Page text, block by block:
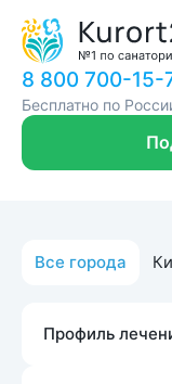
8 800 700-15-
Бесплатно по
Все города
Профиль